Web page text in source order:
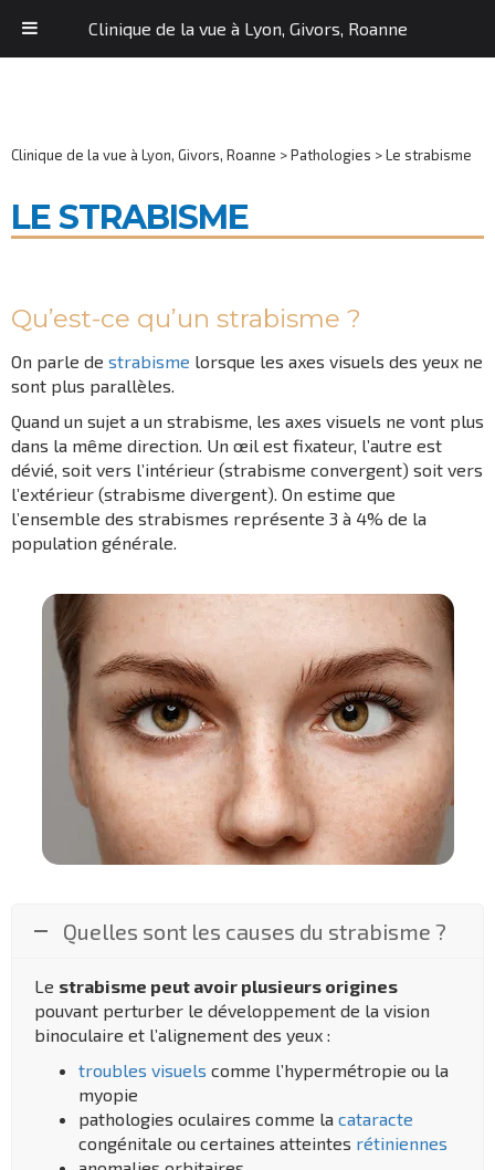
Clinique de la vue à Lyon, Givors, Roanne >Pathologies >Le strabisme
LE STRABISME
Qu’est-ce qu’un strabisme ?
On parle de strabisme lorsque les axes visuels des yeux ne
sont plus parallèles.
Quand un sujet a un strabisme, les axes visuels ne vont plus
dans la même direction. Un œil est fixateur, l’autre est
dévié, soit vers l’intérieur (strabisme convergent) soit vers
l’extérieur (strabisme divergent). On estime que
l’ensemble des strabismes représente 3 à 4% de la
population générale.
Quelles sont les causes du strabisme ?
Le strabisme peut avoir plusieurs origines
pouvant perturber le développement de la vision
binoculaire et l’alignement des yeux :
troubles visuels comme l’hypermétropie ou la
myopie
pathologies oculaires comme la cataracte
congénitale ou certaines atteintes rétiniennes
Clinique de la vue à Lyon, Givors, Roanne